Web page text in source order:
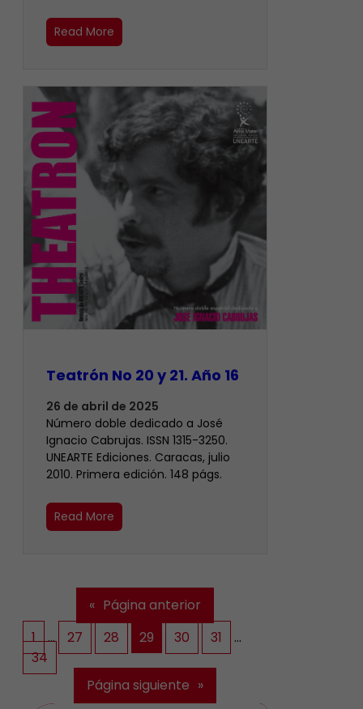
Read More
Teatrón No 20 y 21. Año 16
26 de abril de 2025
Número doble dedicado a José
Ignacio Cabrujas. ISSN 1315-3250.
UNEARTE Ediciones. Caracas, julio
2010. Primera edición. 148 págs.
Read More
« Página anterior
1
… 27 28 29 30 31
…
34
Página siguiente »